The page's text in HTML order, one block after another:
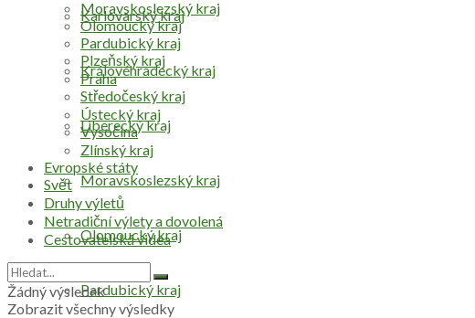
Karlovarský kraj
Královéhradecký kraj
Liberecký kraj
Moravskoslezský kraj
Olomoucký kraj
Pardubický kraj
Moravskoslezský kraj
Olomoucký kraj
Pardubický kraj
Plzeňský kraj
Praha
Středočeský kraj
Ústecký kraj
Vysočina
Zlínský kraj
Evropské státy
Svět
Druhy výletů
Netradiční výlety a dovolená
Cestovatelská videa
Žádný výsledek
Zobrazit všechny výsledky